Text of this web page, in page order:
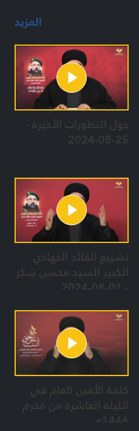
المزيد
حول التطورات الأخيرة -
25-08-2024
تشييع القائد الجهادي
الكبير السيد محسن شكر
كلمة الأمين العام في
الليلة العاشرة من محرم
1446ه